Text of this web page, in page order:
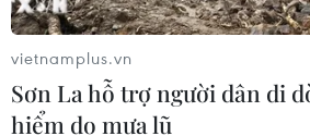
vietnamplus.vn
Sơn La hỗ trợ người dân di
hiểm do mưa lũ